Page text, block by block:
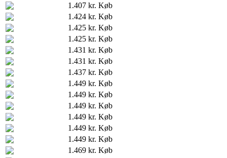
1.407 kr. Køb
1.424 kr. Køb
1.425 kr. Køb
1.425 kr. Køb
1.431 kr. Køb
1.431 kr. Køb
1.437 kr. Køb
1.449 kr. Køb
1.449 kr. Køb
1.449 kr. Køb
1.449 kr. Køb
1.449 kr. Køb
1.449 kr. Køb
1.469 kr. Køb